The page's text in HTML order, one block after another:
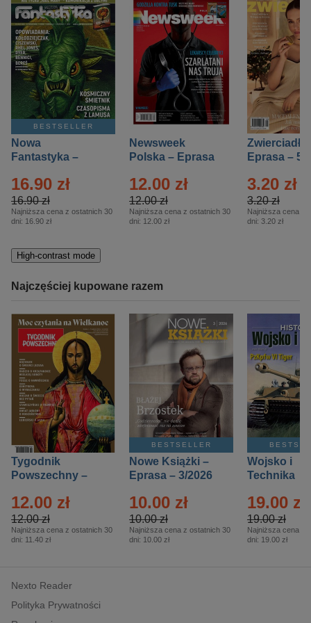
BESTSELLER
Nowa
Fantastyka –
16.90 zł
16.90 zł
Najniższa cena z ostatnich 30
dni: 16.90 zł
Newsweek
Polska – Eprasa
12.00 zł
12.00 zł
Najniższa cena z ostatnich 30
dni: 12.00 zł
Zwierciadło
Eprasa – 5/
3.20 zł
3.20 zł
Najniższa cena z
dni: 3.20 zł
High-contrast mode
Najczęściej kupowane razem
Tygodnik
Powszechny –
12.00 zł
12.00 zł
Najniższa cena z ostatnich 30
dni: 11.40 zł
BESTSELLER
Nowe Książki –
Eprasa – 3/2026
10.00 zł
10.00 zł
Najniższa cena z ostatnich 30
dni: 10.00 zł
Wojsko i
Technika
– 2/2026
19.00 zł
19.00 zł
Najniższa cena z
dni: 19.00 zł
Nexto Reader
Polityka Prywatności